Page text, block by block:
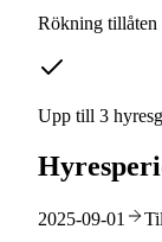
Rökning tillåten
Upp till 3
2025-09-01